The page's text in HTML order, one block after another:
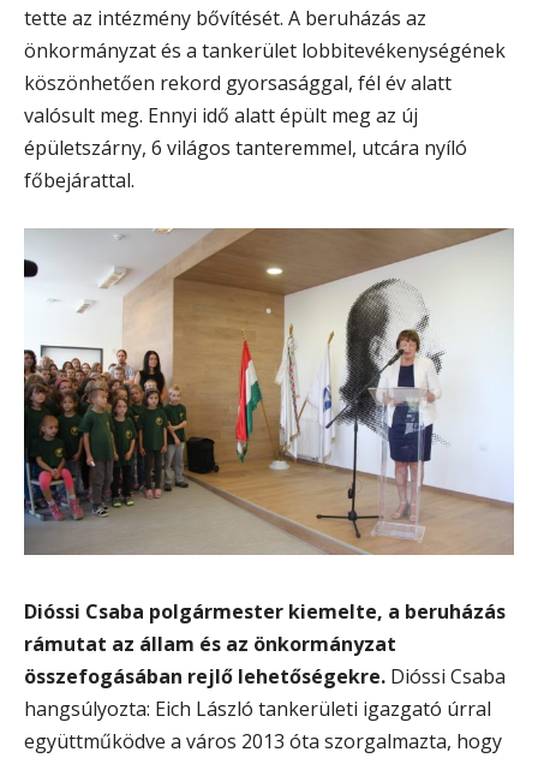
tette az intézmény bővítését. A beruházás az
önkormányzat és a tankerület lobbitevékenységének
köszönhetően rekord gyorsasággal, fél év alatt
valósult meg. Ennyi idő alatt épült meg az új
épületszárny, 6 világos tanteremmel, utcára nyíló
főbejárattal.
Dióssi Csaba polgármester kiemelte, a beruházás
rámutat az állam és az önkormányzat
összefogásában rejlő lehetőségekre. Dióssi Csaba
hangsúlyozta: Eich László tankerületi igazgató úrral
együttműködve a város 2013 óta szorgalmazta, hogy